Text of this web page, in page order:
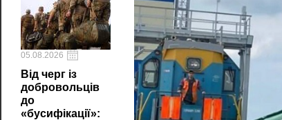
05.08.2026
Від черг із
добровольців
до
«бусифікації»: